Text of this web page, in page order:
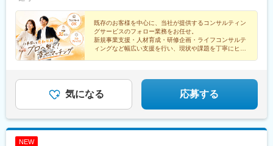
・BIツール（Tableau）を活用したデータの可視化 等
■チーム内コミュニケーションについて
情報交換の場としてチーム内でシェア会を実施しています。直近
のプロジェクト内容や、発表者が直近興味がある技術などについ
場として活用されています。
ディレクター含め合計15名、平均年齢は約33歳です。チームリー
ダーは前職化学系メーカーの研究職。その他、理系学部や大学
既存のお客様を中心に、当社が提供するコンサルティン
グサービスのフォロー業務をお任せ。
新規事業支援・人材育成・研修企画・ライフコンサルテ
ィングなど幅広い支援を行い、現状や課題を丁寧にヒア
気になる 応募する
NEW